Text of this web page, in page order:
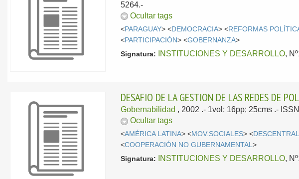
5264.-
Ocultar tags
<PARAGUAY> <DEMOCRACIA> <REFORMAS
<PARTICIPACIÓN> <GOBERNANZA>
Signatura: INSTITUCIONES Y DESARROLLO,
DESAFIO DE LA GESTION DE LAS REDES DE
Gobernabilidad , 2002 .- 1vol; 16pp; 25cms .-
Ocultar tags
<AMÉRICA LATINA> <MOV.SOCIALES> <
<COOPERACIÓN NO GUBERNAMENTAL>
Signatura: INSTITUCIONES Y DESARROLLO,